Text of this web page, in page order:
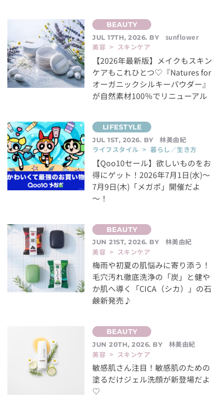
JUL 17TH, 2026. BY
sunflower
美容 > スキンケア
【2026年最新版】メイクもスキン
ケアもこれひとつ♡『Natures for
オーガニックシルキーパウダー』
が自然素材100％でリニューアル
JUL 1ST, 2026. BY
林美由紀
ライフスタイル > 暮らし／生き方
【Qoo10セール】欲しいものをお
得にゲット！2026年7月1日(水)～
7月9日(木)「メガポ」開催だよ
～！
JUN 21ST, 2026. BY
林美由紀
美容 > スキンケア
梅雨や初夏の肌悩みに寄り添う！
毛穴汚れ徹底洗浄の「炭」と健や
か肌へ導く「CICA（シカ）」の石
鹸新発売♪
JUN 20TH, 2026. BY
林美由紀
美容 > スキンケア
敏感肌さん注目！敏感肌のための
塗るだけジェル洗顔が新登場だよ
♡